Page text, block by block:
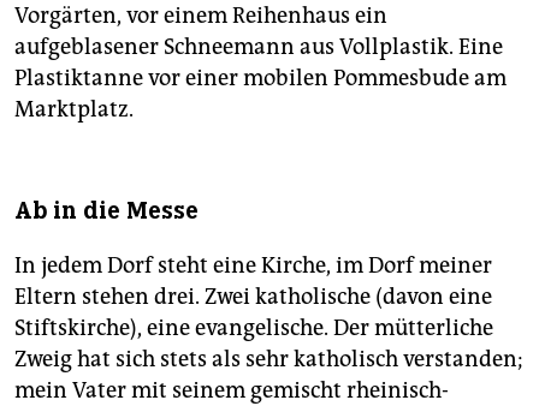
Vorgärten, vor einem Reihenhaus ein
aufgeblasener Schneemann aus Vollplastik. Eine
Plastiktanne vor einer mobilen Pommesbude am
Marktplatz.
Ab in die Messe
In jedem Dorf steht eine Kirche, im Dorf meiner
Eltern stehen drei. Zwei katholische (davon eine
Stiftskirche), eine evangelische. Der mütterliche
Zweig hat sich stets als sehr katholisch verstanden;
mein Vater mit seinem gemischt rheinisch-